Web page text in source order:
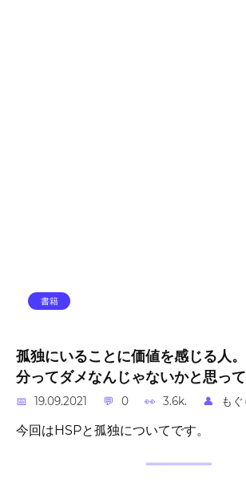
書籍
孤独にいることに価値を感じる人
分ってダメなんじゃないかと思って
19.09.2021 0 3.6k. もぐ
今回はHSPと孤独についてです。